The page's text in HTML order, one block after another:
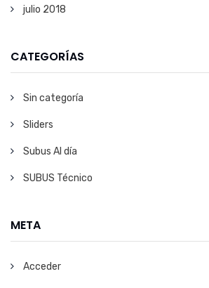
julio 2018
CATEGORÍAS
Sin categoría
Sliders
Subus Al día
SUBUS Técnico
META
Acceder